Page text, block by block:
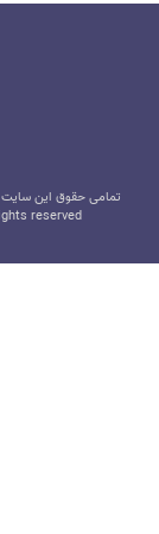
تمامی حقوق این سایت
reserved